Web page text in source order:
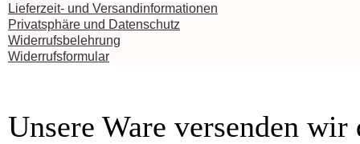
Lieferzeit- und Versandinformationen
Privatsphäre und Datenschutz
Widerrufsbelehrung
Widerrufsformular
Unsere Ware versenden